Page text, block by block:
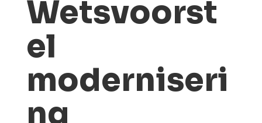
Wetsvoorst
el
moderniseri
ng